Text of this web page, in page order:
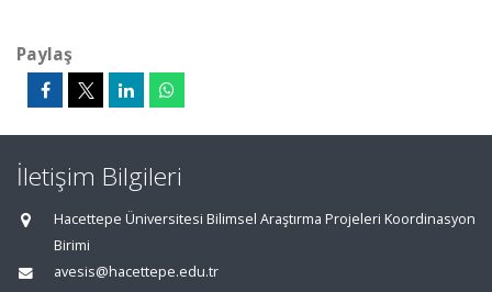
Paylaş
İletişim Bilgileri
Hacettepe Üniversitesi Bilimsel Araştırma Projeleri Koordinasyon
Birimi
avesis@hacettepe.edu.tr